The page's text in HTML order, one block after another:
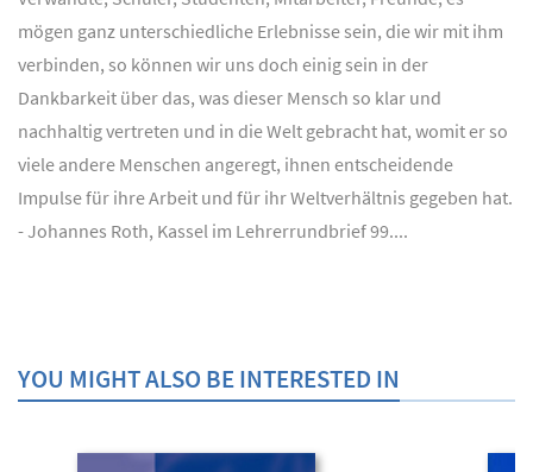
mögen ganz unterschiedliche Erlebnisse sein, die wir mit ihm
verbinden, so können wir uns doch einig sein in der
Dankbarkeit über das, was dieser Mensch so klar und
nachhaltig vertreten und in die Welt gebracht hat, womit er so
viele andere Menschen angeregt, ihnen entscheidende
Impulse für ihre Arbeit und für ihr Weltverhältnis gegeben hat.
- Johannes Roth, Kassel im Lehrerrundbrief 99....
YOU MIGHT ALSO BE INTERESTED IN